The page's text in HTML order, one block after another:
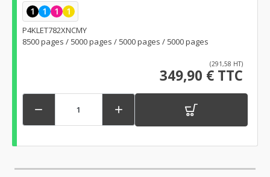
1 1 1 1
P4KLET782XNCMY
8500 pages / 5000 pages / 5000 pages / 5000 pages
(291,58 HT)
349,90 € TTC
 